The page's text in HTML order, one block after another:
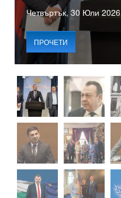
Четвъртък, 30 Юли 2026
ПРОЧЕТИ